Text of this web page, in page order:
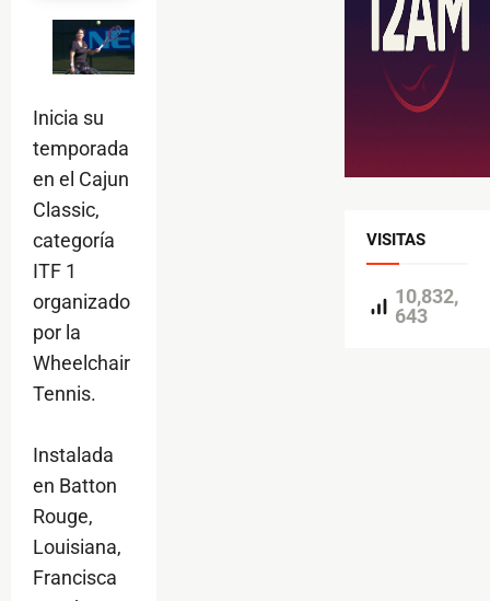
Inicia su
temporada
en el Cajun
Classic,
categoría
ITF 1
organizado
por la
Wheelchair
Tennis.
Instalada
en Batton
Rouge,
Louisiana,
Francisca
VISITAS
10,832,
643